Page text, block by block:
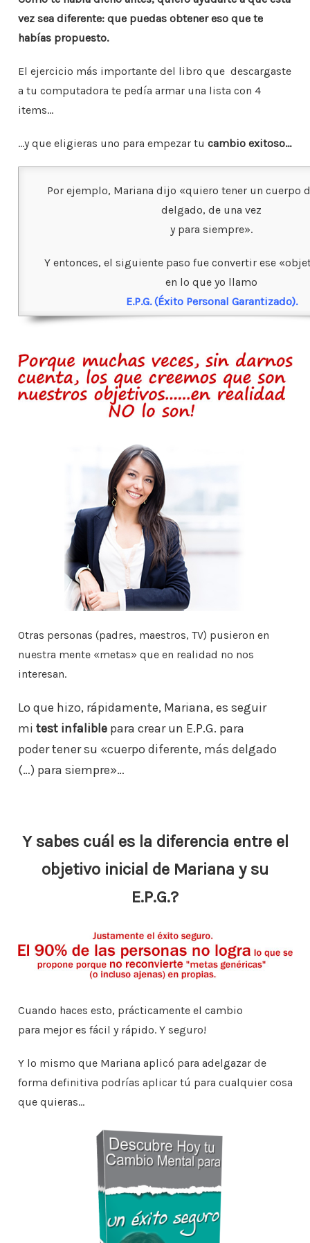
o
o
p
p
n
ar
ti
vez sea diferente: que puedas obtener eso que te
habías propuesto.
El ejercicio más importante del libro que descargaste
a tu computadora te pedía armar una lista con 4
items…
…y que eligieras uno para empezar tu cambio exitoso…
Por ejemplo, Mariana dijo «quiero tener un cuerpo
delgado, de una vez
y para siempre».
Y entonces, el siguiente paso fue convertir ese
en lo que yo llamo
E.P.G. (Éxito Personal Garantizado).
Otras personas (padres, maestros, TV) pusieron en
nuestra mente «metas» que en realidad no nos
interesan.
Lo que hizo, rápidamente, Mariana, es seguir
mi test infalible para crear un E.P.G. para
podertener su «cuerpo diferente, más delgado
(…) para siempre»…
Y sabes cuál es la diferencia entre el
objetivo inicial de Mariana y su
E.P.G.?
Cuando haces esto, prácticamente el cambio
para mejor es fácil y rápido. Y seguro!
Y lo mismo que Mariana aplicó para adelgazar de
forma definitiva podrías aplicar tú para cualquier cosa
que quieras…